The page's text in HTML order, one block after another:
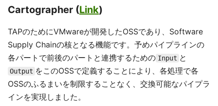
Cartographer (Link)
TAPのためにVMwareが開発したOSSであり、Software
Supply Chainの核となる機能です。予めパイプラインの
各パートで前後のパートと連携するための Input と
Output をこのOSSで定義することにより、各処理で各
OSSのふるまいを制限することなく、交換可能なパイプラ
インを実現しました。